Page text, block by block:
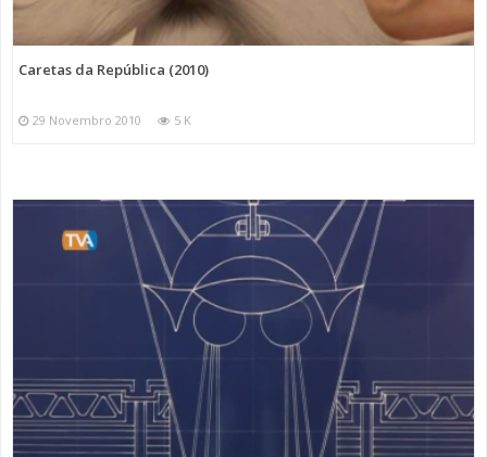
Caretas da República (2010)
29 Novembro 2010 5 K